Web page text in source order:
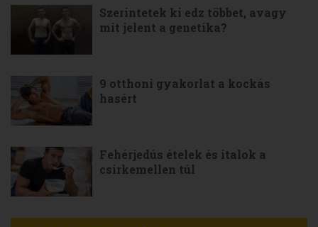
Szerintetek ki edz többet, avagy
mit jelent a genetika?
9 otthoni gyakorlat a kockás
hasért
Fehérjedús ételek és italok a
csirkemellen túl